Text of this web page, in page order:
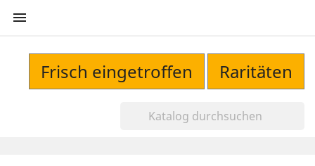

Frisch eingetroffen Raritäten